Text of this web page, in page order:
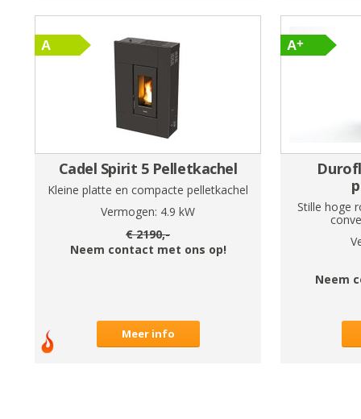
Cadel Spirit 5 Pelletkachel
Kleine platte en compacte pelletkachel
Vermogen: 4.9 kW
€2190,-
Neem contact met ons op!
Meer info
Stille hoge
Neem